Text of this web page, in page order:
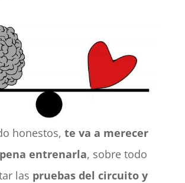
honestos, te va a merecer
entrenarla, sobre todo
las pruebas del circuito y